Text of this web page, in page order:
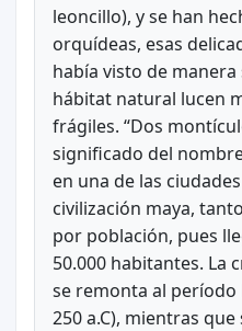
leoncillo), y se han
orquídeas, esas
había visto de
hábitat natural lucen
frágiles. “Dos
significado del
en una de las
civilización maya,
por población, pues
50.000 habitantes. La
se remonta al período
250 a.C), mientras